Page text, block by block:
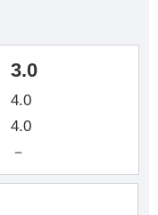
3.0
4.0
4.0
－